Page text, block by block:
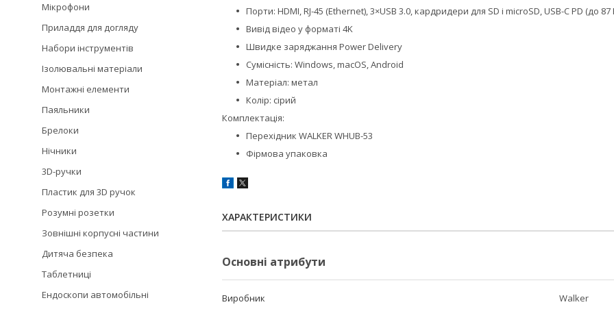
Порти: HDMI, RJ-45 (Ethernet), 3×USB 3.0, кардридери для SD і microSD, USB-C PD (до 87
Вивід відео у форматі 4K
Швидке заряджання Power Delivery
Сумісність: Windows, macOS, Android
Матеріал: метал
Колір: сірий
Комплектація:
Перехідник WALKER WHUB-53
Фірмова упаковка
ХАРАКТЕРИСТИКИ
Основні атрибути
Виробник Walker
Мікрофони
Приладдя для догляду
Набори інструментів
Ізолювальні матеріали
Монтажні елементи
Паяльники
Брелоки
Нічники
3D-ручки
Пластик для 3D ручок
Розумні розетки
Зовнішні корпусні частини
Дитяча безпека
Таблетниці
Ендоскопи автомобільні